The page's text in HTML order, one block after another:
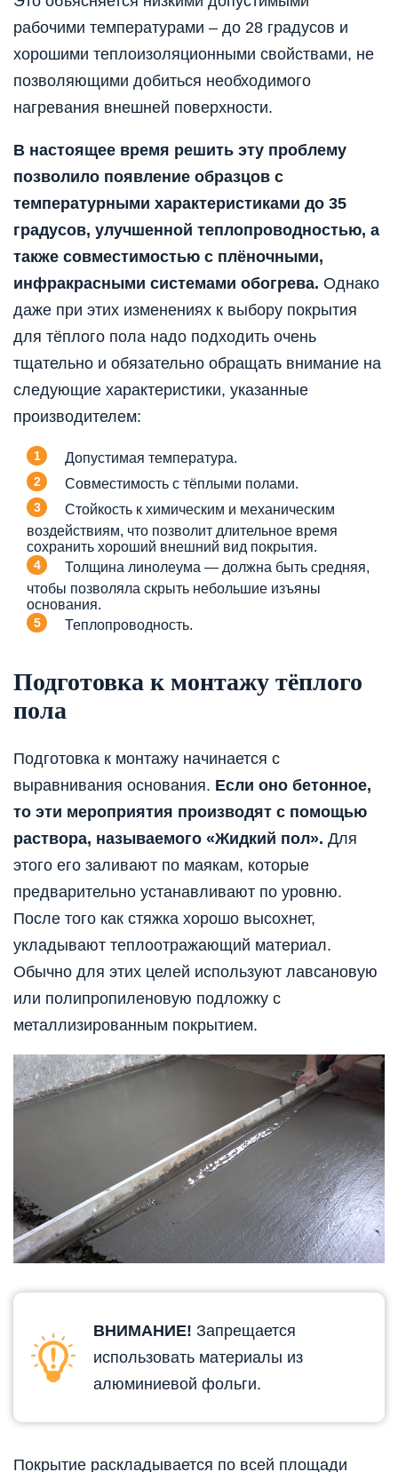
рабочими температурами – до 28 градусов и
хорошими теплоизоляционными свойствами, не
позволяющими добиться необходимого
нагревания внешней поверхности.
В настоящее время решить эту проблему
позволило появление образцов с
температурными характеристиками до 35
градусов, улучшенной теплопроводностью, а
также совместимостью с плёночными,
инфракрасными системами обогрева. Однако
даже при этих изменениях к выбору покрытия
для тёплого пола надо подходить очень
тщательно и обязательно обращать внимание на
следующие характеристики, указанные
производителем:
Допустимая температура.
Совместимость с тёплыми полами.
Стойкость к химическим и механическим
воздействиям, что позволит длительное время
сохранить хороший внешний вид покрытия.
Толщина линолеума — должна быть средняя,
чтобы позволяла скрыть небольшие изъяны
основания.
Теплопроводность.
Подготовка к монтажу тёплого
пола
Подготовка к монтажу начинается с
выравнивания основания. Если оно бетонное,
то эти мероприятия производят с помощью
раствора, называемого «Жидкий пол». Для
этого его заливают по маякам, которые
предварительно устанавливают по уровню.
После того как стяжка хорошо высохнет,
укладывают теплоотражающий материал.
Обычно для этих целей используют лавсановую
или полипропиленовую подложку с
металлизированным покрытием.
ВНИМАНИЕ! Запрещается
использовать материалы из
алюминиевой фольги.
Покрытие раскладывается по всей площади